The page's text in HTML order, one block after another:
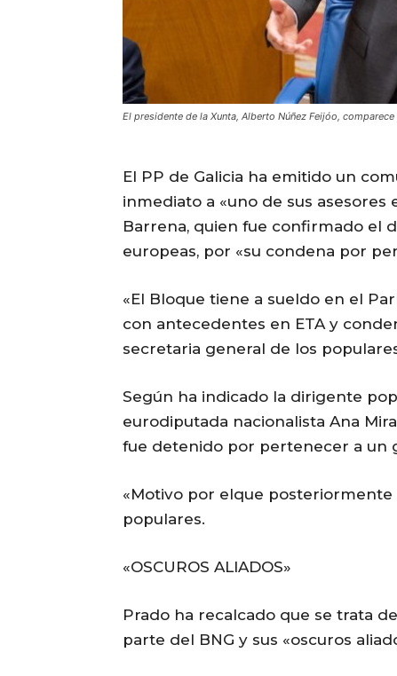
El presidente de la Xunta, Alberto Núñez Feijóo,
El PP de Galicia ha emitido un
inmediato a «uno de sus
Barrena, quien fue confirmado el
europeas, por «su condena por
«El Bloque tiene a sueldo en el
con antecedentes en ETA y
secretaria general de los
Según ha indicado la dirigente
eurodiputada nacionalista Ana
fue detenido por pertenecer a un
«Motivo por elque posteriormente
populares.
«OSCUROS ALIADOS»
Prado ha recalcado que se trata
parte del BNG y sus «oscuros